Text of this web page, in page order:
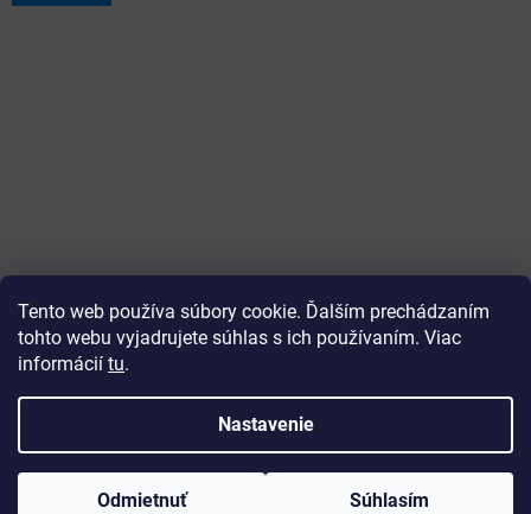
Tento web používa súbory cookie. Ďalším prechádzaním
tohto webu vyjadrujete súhlas s ich používaním. Viac
informácií tu.
Nastavenie
Odmietnuť Súhlasím
. Všetky práva vyhradené.